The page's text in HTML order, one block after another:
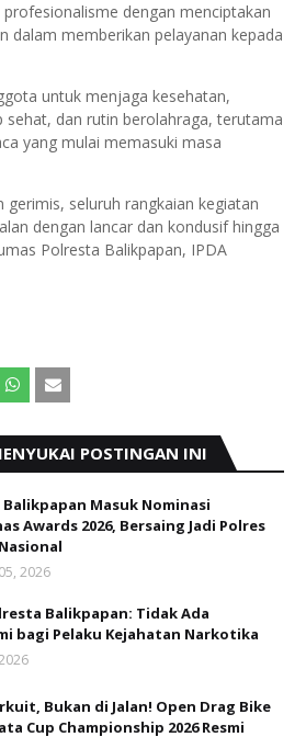
dengan menciptakan
dalam memberikan pelayanan kepada
untuk menjaga kesehatan,
sehat, dan rutin berolahraga, terutama
yang mulai memasuki masa
gerimis, seluruh rangkaian kegiatan
dengan lancar dan kondusif hingga
Polresta Balikpapan, IPDA
POSTINGAN INI
Masuk Nominasi
Awards 2026, Bersaing Jadi Polres
2026
Balikpapan: Tidak Ada
bagi Pelaku Kejahatan Narkotika
Bukan di Jalan! Open Drag Bike
Cup Championship 2026 Resmi